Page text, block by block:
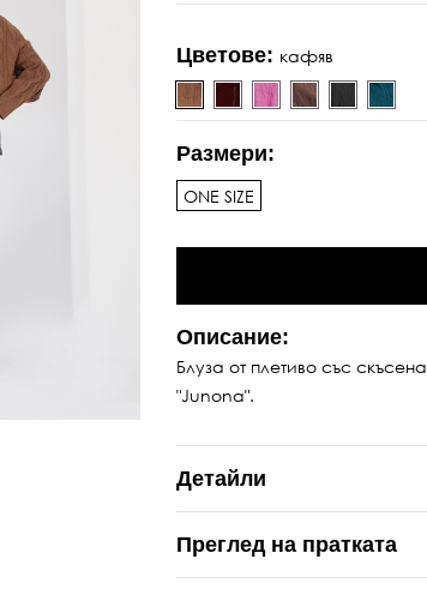
Цветове: кафяв
Размери:
ONE SIZE
Описание:
Блуза от плетиво със
"Junona".
Детайли
Преглед на пратката